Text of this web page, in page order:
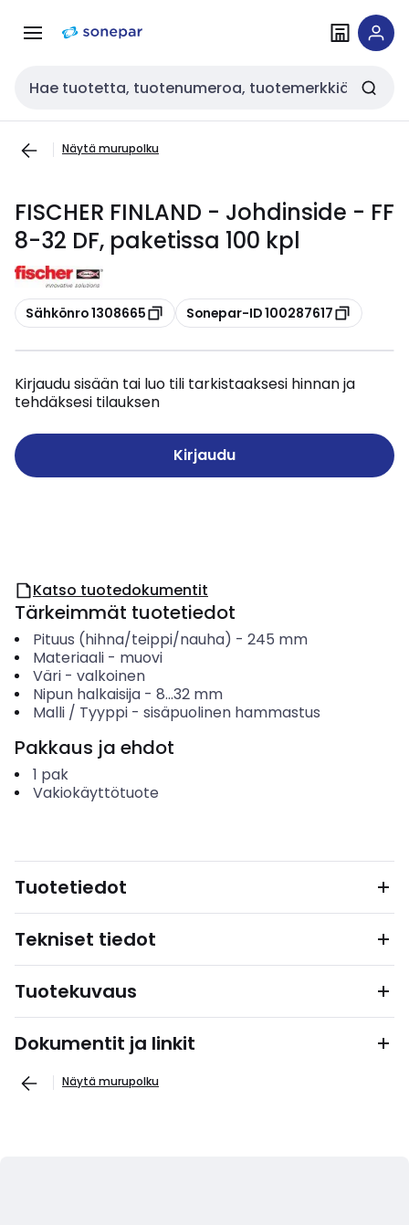
navigointiinsisältöön
Haku
Näytä murupolku
FISCHER FINLAND - Johdinside - FF
8-32 DF, paketissa 100 kpl
Kopioi
Sähkönro 1308665 Kopioi
Sonepar-ID 100287617
Kirjaudu sisään tai luo tili tarkistaaksesi hinnan ja
tehdäksesi tilauksen
Kirjaudu
Katso tuotedokumentit
Tärkeimmät tuotetiedot
Pituus (hihna/teippi/nauha) - 245 mm
Materiaali- muovi
Väri- valkoinen
Nipun halkaisija- 8...32 mm
Malli / Tyyppi- sisäpuolinen hammastus
Pakkaus ja ehdot
1 pak
Vakiokäyttötuote
Tuotetiedot
Tekniset tiedot
Tuotekuvaus
Dokumentit ja linkit
Näytä murupolku